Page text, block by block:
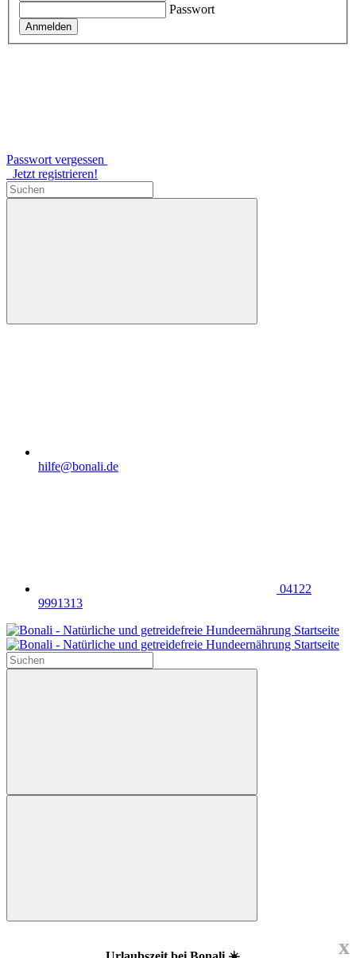
Passwort
Anmelden
Passwort vergessen
Jetzt registrieren!
hilfe@bonali.de
04122
9991313
x